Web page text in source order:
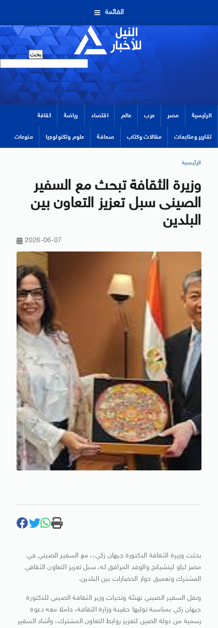
القائمة
الرئيسية مصر عرب عالم اقتصاد رياضة ثقافة
تقارير ومتابعات مقالات وكتاب صحافة علوم وتكنولوجيا منوعات
الرئيسية
وزيرة الثقافة تبحث مع السفير
الصينى سبل تعزيز التعاون بين
البلدين
2026-06-07
بحثت وزيرة الثقافة الدكتورة جيهان زكي،، مع السفير الصيني في
مصر لياو ليتشيانج والوفد المرافق له، سبل تعزيز التعاون الثقافي
المشترك وتعميق حوار الحضارات بين البلدين.
ونقل السفير الصيني تهنئة وتحيات وزير الثقافة الصيني للدكتورة
جيهان زكي بمناسبة توليها حقيبة وزارة الثقافة، حاملا معه دعوة
رسمية من دولة الصين لتعزيز روابط التعاون المشترك، وأشاد السفير